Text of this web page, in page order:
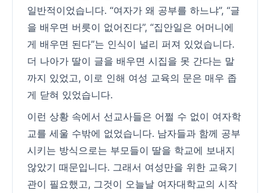
일반적이었습니다. “여자가 왜 공부를 하느냐”, “글
을 배우면 버릇이 없어진다”, “집안일은 어머니에
게 배우면 된다”는 인식이 널리 퍼져 있었습니다.
더 나아가 딸이 글을 배우면 시집을 못 간다는 말
까지 있었고, 이로 인해 여성 교육의 문은 매우 좁
게 닫혀 있었습니다.
이런 상황 속에서 선교사들은 어쩔 수 없이 여자학
교를 세울 수밖에 없었습니다. 남자들과 함께 공부
시키는 방식으로는 부모들이 딸을 학교에 보내지
않았기 때문입니다. 그래서 여성만을 위한 교육기
관이 필요했고, 그것이 오늘날 여자대학교의 시작